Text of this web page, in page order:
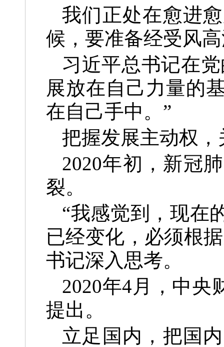
我们正处在愈进
候，要准备经受风
习近平总书记在
展放在自己力量的
在自己手中。”
把握发展主动权
2020年初，新冠
裂。
“我感觉到，现在
已经变化，必须根
书记深入思考。
2020年4月，中央
提出。
立足国内，把国